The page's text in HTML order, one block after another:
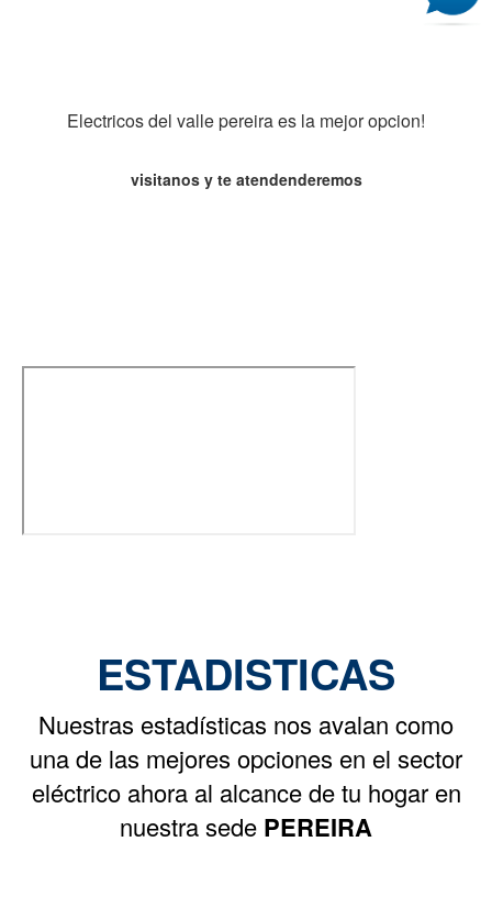
Electricos del valle pereira es la mejor opcion!
visitanos y te atendenderemos
ESTADISTICAS
Nuestras estadísticas nos avalan como
una de las mejores opciones en el sector
eléctrico ahora al alcance de tu hogar en
nuestra sede PEREIRA